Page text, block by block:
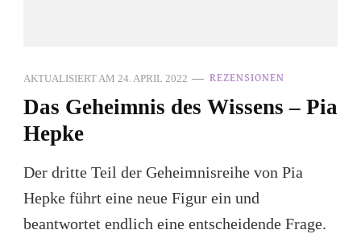
AKTUALISIERT AM 24. APRIL 2022 REZENSIONEN
Das Geheimnis des Wissens – Pia
Hepke
Der dritte Teil der Geheimnisreihe von Pia
Hepke führt eine neue Figur ein und
beantwortet endlich eine entscheidende Frage.